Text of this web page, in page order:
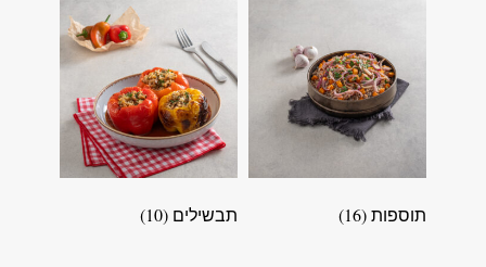
תוספות(16) תבשילים (10)